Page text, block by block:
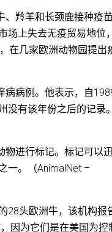
羚羊和长颈鹿接种疫苗
场上失去无疫贸易地位
在几家欧洲动物园提出
病病例。他表示，自
有该年份之后的记录。
物进行标记。标记可以
一。（AnimalNet –
28头欧洲牛，该机构报
因为它们是在美国为控